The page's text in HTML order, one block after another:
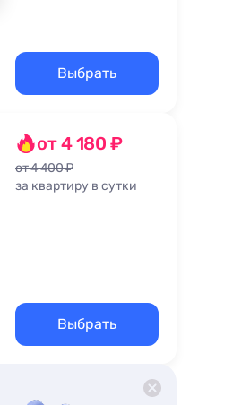
Выбрать
от 4 180 ₽
от 4 400 ₽
за квартиру в сутки
Выбрать